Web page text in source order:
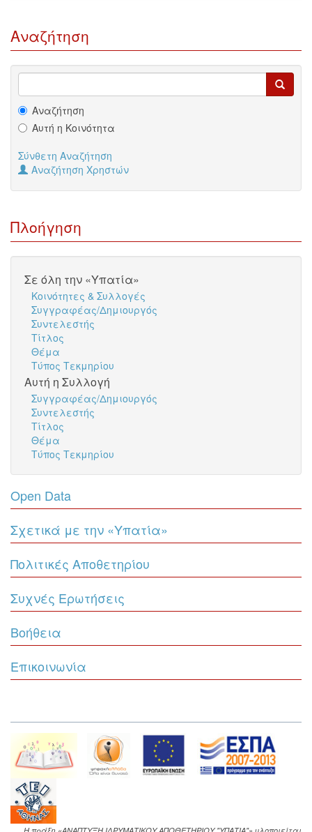
Αναζήτηση
Αναζήτηση
Αυτή η Κοινότητα
Σύνθετη Αναζήτηση
Αναζήτηση Χρηστών
Πλοήγηση
Σε όλη την «Υπατία»
Κοινότητες & Συλλογές
Συγγραφέας/Δημιουργός
Συντελεστής
Τίτλος
Θέμα
Τύπος Τεκμηρίου
Αυτή η Συλλογή
Συγγραφέας/Δημιουργός
Συντελεστής
Τίτλος
Θέμα
Τύπος Τεκμηρίου
Open Data
Σχετικά με την «Υπατία»
Πολιτικές Αποθετηρίου
Συχνές Ερωτήσεις
Βοήθεια
Επικοινωνία